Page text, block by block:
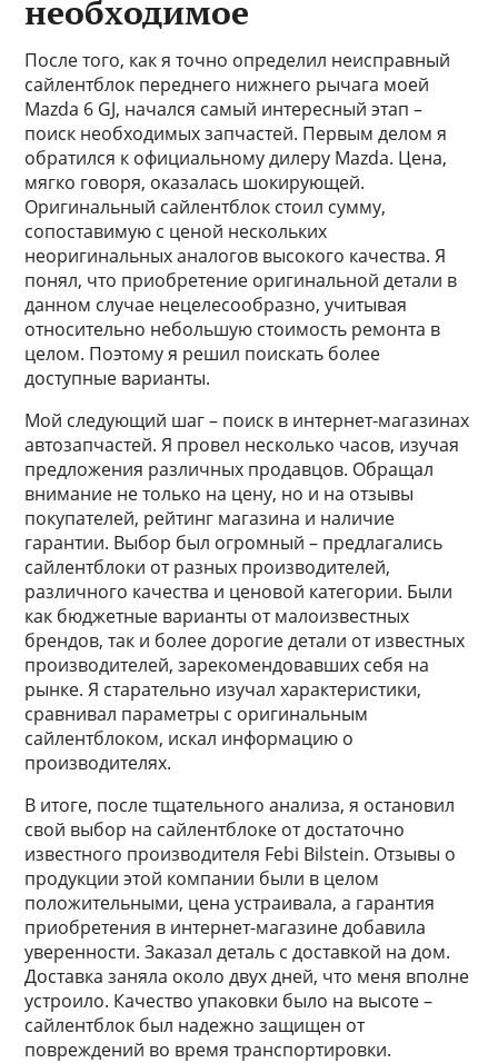
необходимое
После того, как я точно определил неисправный
сайлентблок переднего нижнего рычага моей
Mazda 6 GJ, начался самый интересный этап –
поиск необходимых запчастей. Первым делом я
обратился к официальному дилеру Mazda. Цена,
мягко говоря, оказалась шокирующей.
Оригинальный сайлентблок стоил сумму,
сопоставимую с ценой нескольких
неоригинальных аналогов высокого качества. Я
понял, что приобретение оригинальной детали в
данном случае нецелесообразно, учитывая
относительно небольшую стоимость ремонта в
целом. Поэтому я решил поискать более
доступные варианты.
Мой следующий шаг – поиск в интернет-магазинах
автозапчастей. Я провел несколько часов, изучая
предложения различных продавцов. Обращал
внимание не только на цену, но и на отзывы
покупателей, рейтинг магазина и наличие
гарантии. Выбор был огромный – предлагались
сайлентблоки от разных производителей,
различного качества и ценовой категории. Были
как бюджетные варианты от малоизвестных
брендов, так и более дорогие детали от известных
производителей, зарекомендовавших себя на
рынке. Я старательно изучал характеристики,
сравнивал параметры с оригинальным
сайлентблоком, искал информацию о
производителях.
В итоге, после тщательного анализа, я остановил
свой выбор на сайлентблоке от достаточно
известного производителя Febi Bilstein. Отзывы о
продукции этой компании были в целом
положительными, цена устраивала, а гарантия
приобретения в интернет-магазине добавила
уверенности. Заказал деталь с доставкой на дом.
Доставка заняла около двух дней, что меня вполне
устроило. Качество упаковки было на высоте –
сайлентблок был надежно защищен от
повреждений во время транспортировки.